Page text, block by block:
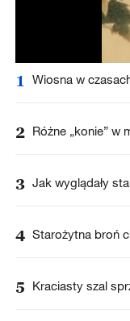
1 Wiosna w
2 Różne „konie” w
3 Jak wyglądały
4 Starożytna broń
5 Kraciasty szal